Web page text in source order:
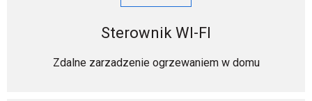
Sterownik WI-FI
Zdalne zarzadzenie ogrzewaniem w domu